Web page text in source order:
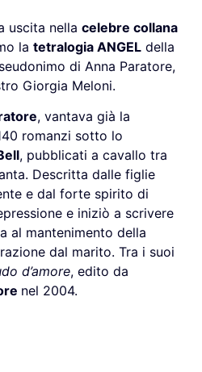
uscita nella celebre collana
la tetralogia ANGEL della
di Anna Paratore,
Giorgia Meloni.
, vantava già la
romanzi sotto lo
, pubblicati a cavallo tra
Descritta dalle figlie
e dal forte spirito di
e iniziò a scrivere
al mantenimento della
dal marito. Tra i suoi
d’amore, edito da
nel 2004.